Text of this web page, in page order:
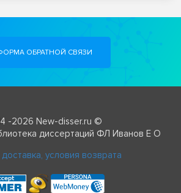
ОБРАТНОЙ СВЯЗИ
-2026 New-disser.ru ©
диссертаций ФЛ Иванов Е О
условия возврата